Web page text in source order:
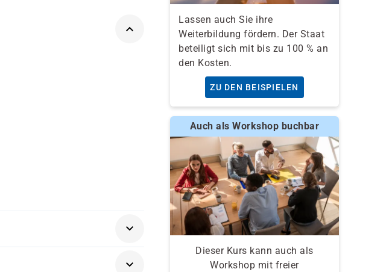
Lassen auch Sie ihre
Weiterbildung fördern. Der Staat
beteiligt sich mit bis zu 100 % an
den Kosten.
ZU DEN BEISPIELEN
Auch als Workshop buchbar
Dieser Kurs kann auch als
Workshop mit freier